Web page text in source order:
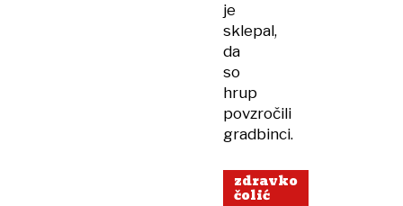
je
sklepal,
da
so
hrup
povzročili
gradbinci.
zdravko
čolić